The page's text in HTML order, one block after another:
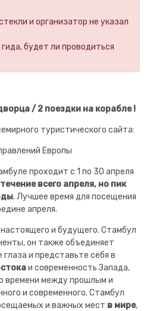
и организатор не указал
будет ли проводиться
/ 2 поездки на корабле !
туристического сайта:
Европы
проходит с 1 по 30 апреля
всего апреля, но пик
. Лучшее время для посещения
апреля.
и будущего. Стамбул
он также объединяет
и представьте себя в
и современность Запада,
времени между прошлым и
и современного. Стамбул
и важных мест в мире,